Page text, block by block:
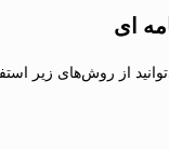
ای
از روش‌های زیر